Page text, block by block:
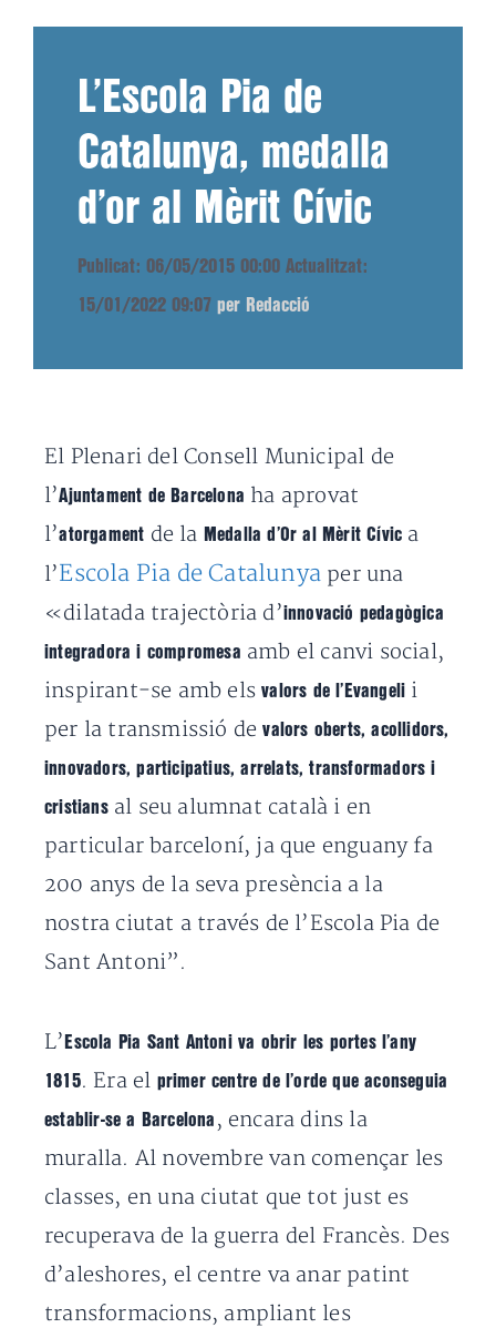
L’Escola Pia de
Catalunya, medalla
d’or al Mèrit Cívic
Publicat: 06/05/2015 00:00 Actualitzat:
15/01/2022 09:07 per Redacció
El Plenari del Consell Municipal de
l’Ajuntament de Barcelona ha aprovat
l’atorgament de la Medalla d’Or al Mèrit Cívic a
l’Escola Pia de Catalunya per una
«dilatada trajectòria d’innovació pedagògica
integradora i compromesa amb el canvi social,
inspirant-se amb elsvalors de l’Evangeli i
per la transmissió devalors oberts, acollidors,
innovadors, participatius, arrelats, transformadors i
cristiansal seu alumnat català i en
particular barceloní, ja que enguany fa
200 anys de la seva presència a la
nostra ciutat a través de l’Escola Pia de
Sant Antoni”.
L’Escola Pia Sant Antoni va obrir les portes l’any
1815. Era el primer centre de l’orde que aconseguia
establir-se a Barcelona , encara dins la
muralla. Al novembre van començar les
classes, en una ciutat que tot just es
recuperava de la guerra del Francès. Des
d’aleshores, el centre va anar patint
transformacions, ampliant les